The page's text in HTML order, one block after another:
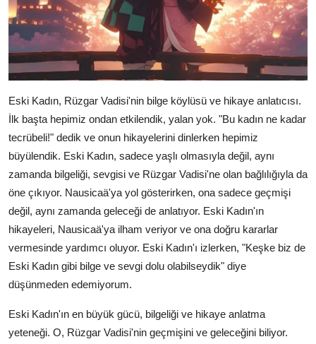
Eski Kadın, Rüzgar Vadisi'nin bilge köylüsü ve hikaye anlatıcısı.
İlk başta hepimiz ondan etkilendik, yalan yok. "Bu kadın ne kadar
tecrübeli!" dedik ve onun hikayelerini dinlerken hepimiz
büyülendik. Eski Kadın, sadece yaşlı olmasıyla değil, aynı
zamanda bilgeliği, sevgisi ve Rüzgar Vadisi'ne olan bağlılığıyla da
öne çıkıyor. Nausicaä'ya yol gösterirken, ona sadece geçmişi
değil, aynı zamanda geleceği de anlatıyor. Eski Kadın'ın
hikayeleri, Nausicaä'ya ilham veriyor ve ona doğru kararlar
vermesinde yardımcı oluyor. Eski Kadın'ı izlerken, "Keşke biz de
Eski Kadın gibi bilge ve sevgi dolu olabilseydik" diye
düşünmeden edemiyorum.
Eski Kadın'ın en büyük gücü, bilgeliği ve hikaye anlatma
yeteneği. O, Rüzgar Vadisi'nin geçmişini ve geleceğini biliyor.